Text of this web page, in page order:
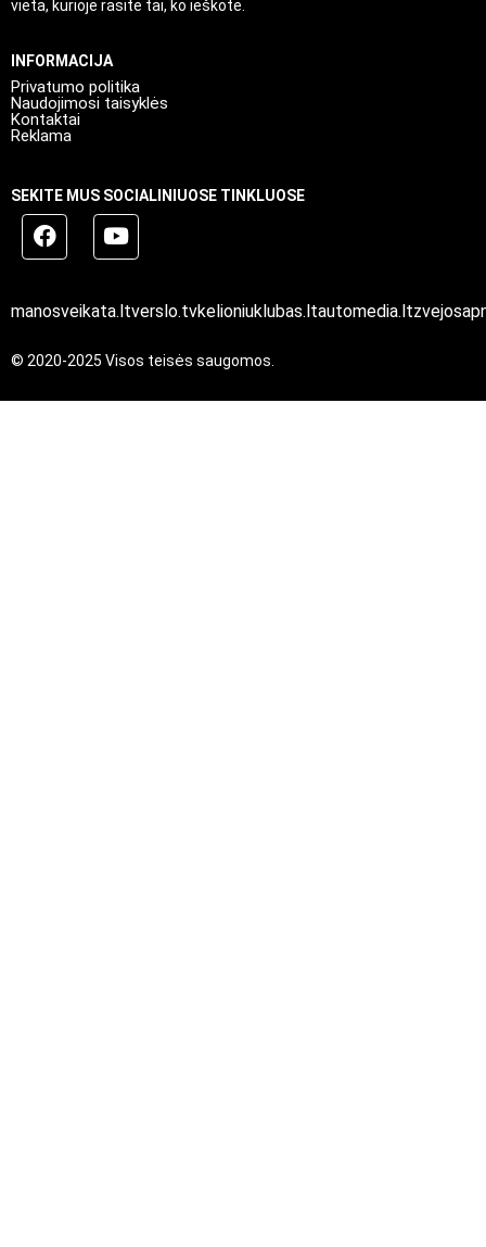
vieta, kurioje rasite tai, ko ieškote.
INFORMACIJA
Privatumo politika
Naudojimosi taisyklės
Kontaktai
Reklama
SEKITE MUS SOCIALINIUOSE TINKLUOSE
manosveikata.ltverslo.tvkelioniuklubas.ltautomedia.lt
© 2020-2025 Visos teisės saugomos.